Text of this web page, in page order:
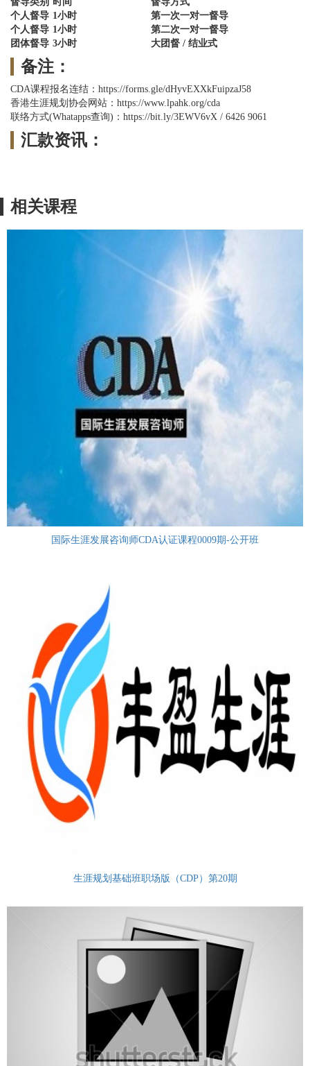
个人督导 1小时
第一次一对一督导
个人督导 1小时
第二次一对一督导
团体督导 3小时 大团督 / 结业式
备注：
CDA课程报名连结：https://forms.gle/dHyvEXXkFuipzaJ58
香港生涯规划协会网站：https://www.lpahk.org/cda
联络方式(Whatapps查询)：https://bit.ly/3EWV6vX / 6426 9061
汇款资讯：
相关课程
国际生涯发展咨询师CDA认证课程0009期-公开班
生涯规划基础班职场版（CDP）第20期